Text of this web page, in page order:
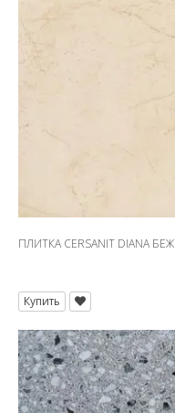
ПЛИТКА CERSANIT DIANA БЕЖ
Купить